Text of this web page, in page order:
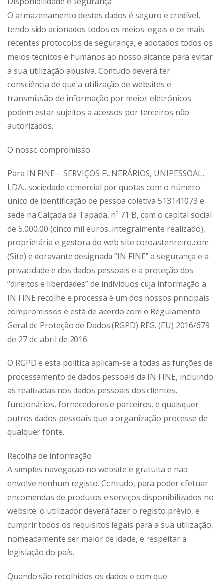
O armazenamento destes dados é seguro e credível,
tendo sido acionados todos os meios legais e os mais
recentes protocolos de segurança, e adotados todos os
meios técnicos e humanos ao nosso alcance para evitar
a sua utilização abusiva. Contudo deverá ter
consciência de que a utilização de websites e
transmissão de informação por meios eletrónicos
podem estar sujeitos a acessos por terceiros não
autorizados.
O nosso compromisso
Para IN FINE – SERVIÇOS FUNERÁRIOS, UNIPESSOAL,
LDA., sociedade comercial por quotas com o número
único de identificação de pessoa coletiva 513141073 e
sede na Calçada da Tapada, nº 71 B, com o capital social
de 5.000,00 (cinco mil euros, integralmente realizado),
proprietária e gestora do web site coroastenreiro.com
(Site) e doravante designada “IN FINE” a segurança e a
privacidade e dos dados pessoais e a proteção dos
“direitos e liberdades” de indivíduos cuja informação a
IN FINE recolhe e processa é um dos nossos principais
compromissos e está de acordo com o Regulamento
Geral de Proteção de Dados (RGPD) REG. (EU) 2016/679
de 27 de abril de 2016.
O RGPD e esta política aplicam-se a todas as funções de
processamento de dados pessoais da IN FINE, incluindo
as realizadas nos dados pessoais dos clientes,
funcionários, fornecedores e parceiros, e quaisquer
outros dados pessoais que a organização processe de
qualquer fonte.
Recolha de informação
A simples navegação no website é gratuita e não
envolve nenhum registo. Contudo, para poder efetuar
encomendas de produtos e serviços disponibilizados no
website, o utilizador deverá fazer o registo prévio, e
cumprir todos os requisitos legais para a sua utilização,
nomeadamente ser maior de idade, e respeitar a
legislação do país.
Quando são recolhidos os dados e com que